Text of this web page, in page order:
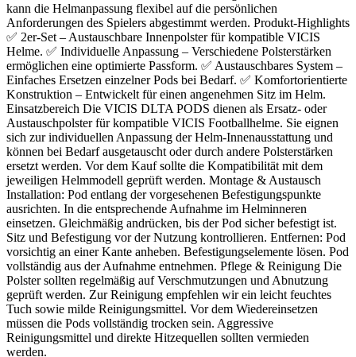
kann die Helmanpassung flexibel auf die persönlichen
Anforderungen des Spielers abgestimmt werden. Produkt-Highlights
✅ 2er-Set – Austauschbare Innenpolster für kompatible VICIS
Helme. ✅ Individuelle Anpassung – Verschiedene Polsterstärken
ermöglichen eine optimierte Passform. ✅ Austauschbares System –
Einfaches Ersetzen einzelner Pods bei Bedarf. ✅ Komfortorientierte
Konstruktion – Entwickelt für einen angenehmen Sitz im Helm.
Einsatzbereich Die VICIS DLTA PODS dienen als Ersatz- oder
Austauschpolster für kompatible VICIS Footballhelme. Sie eignen
sich zur individuellen Anpassung der Helm-Innenausstattung und
können bei Bedarf ausgetauscht oder durch andere Polsterstärken
ersetzt werden. Vor dem Kauf sollte die Kompatibilität mit dem
jeweiligen Helmmodell geprüft werden. Montage & Austausch
Installation: Pod entlang der vorgesehenen Befestigungspunkte
ausrichten. In die entsprechende Aufnahme im Helminneren
einsetzen. Gleichmäßig andrücken, bis der Pod sicher befestigt ist.
Sitz und Befestigung vor der Nutzung kontrollieren. Entfernen: Pod
vorsichtig an einer Kante anheben. Befestigungselemente lösen. Pod
vollständig aus der Aufnahme entnehmen. Pflege & Reinigung Die
Polster sollten regelmäßig auf Verschmutzungen und Abnutzung
geprüft werden. Zur Reinigung empfehlen wir ein leicht feuchtes
Tuch sowie milde Reinigungsmittel. Vor dem Wiedereinsetzen
müssen die Pods vollständig trocken sein. Aggressive
Reinigungsmittel und direkte Hitzequellen sollten vermieden
werden.